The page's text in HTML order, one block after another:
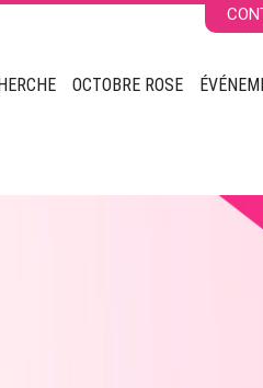
OCTOBRE ROSE